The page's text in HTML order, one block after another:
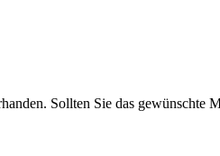
Sollten Sie das